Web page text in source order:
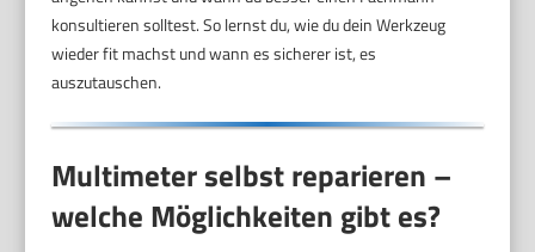
konsultieren solltest. So lernst du, wie du dein Werkzeug
wieder fit machst und wann es sicherer ist, es
auszutauschen.
Multimeter selbst reparieren –
welche Möglichkeiten gibt es?